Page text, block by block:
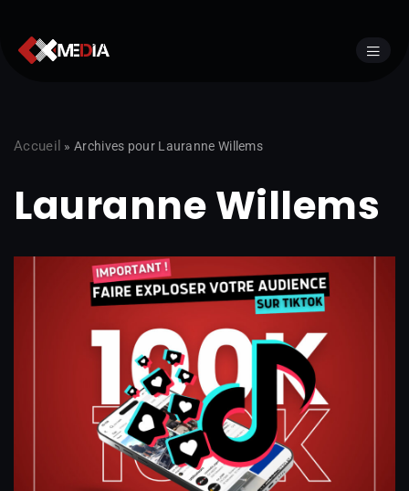
Aller
au
Accueil »Archives pour Lauranne Willems
Lauranne Willems